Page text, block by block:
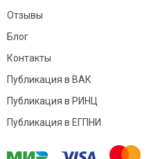
Отзывы
Блог
Контакты
Публикация в ВАК
Публикация в РИНЦ
Публикация в ЕГПНИ